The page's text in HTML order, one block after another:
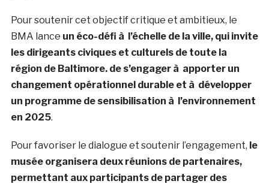
Pour soutenir cet objectif critique et ambitieux, le
BMA lance un éco-défi à l’échelle de la ville, qui invite
les dirigeants civiques et culturels de toute la
région de Baltimore. de s’engager à apporter un
changement opérationnel durable et à développer
un programme de sensibilisation à l’environnement
en 2025.
Pour favoriser le dialogue et soutenir l’engagement, le
musée organisera deux réunions de partenaires,
permettant aux participants de partager des